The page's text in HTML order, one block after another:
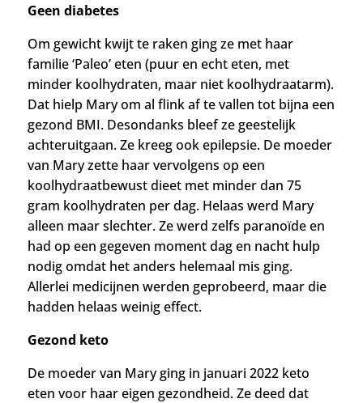
Geen diabetes
Om gewicht kwijt te raken ging ze met haar
familie ‘Paleo’ eten (puur en echt eten, met
minder koolhydraten, maar niet koolhydraatarm).
Dat hielp Mary om al flink af te vallen tot bijna een
gezond BMI. Desondanks bleef ze geestelijk
achteruitgaan. Ze kreeg ook epilepsie. De moeder
van Mary zette haar vervolgens op een
koolhydraatbewust dieet met minder dan 75
gram koolhydraten per dag. Helaas werd Mary
alleen maar slechter. Ze werd zelfs paranoïde en
had op een gegeven moment dag en nacht hulp
nodig omdat het anders helemaal mis ging.
Allerlei medicijnen werden geprobeerd, maar die
hadden helaas weinig effect.
Gezond keto
De moeder van Mary ging in januari 2022 keto
eten voor haar eigen gezondheid. Ze deed dat